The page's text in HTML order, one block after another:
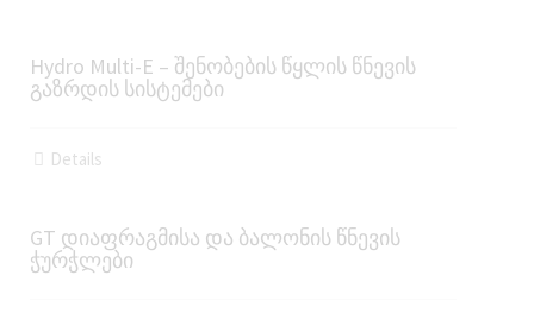
Hydro Multi-E – შენობების წყლის წნევის
გაზრდის სისტემები
Details
GT დიაფრაგმისა და ბალონის წნევის
ჭურჭლები